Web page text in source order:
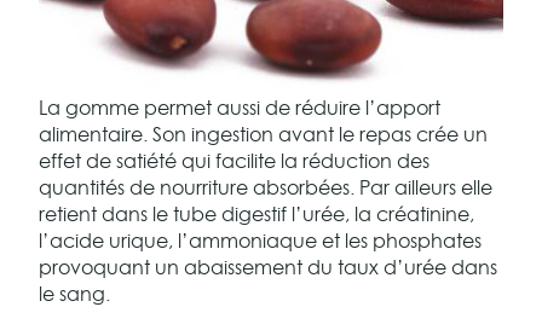
La gomme permet aussi de réduire l’apport
alimentaire. Son ingestion avant le repas crée un
effet de satiété qui facilite la réduction des
quantités de nourriture absorbées. Par ailleurs elle
retient dans le tube digestif l’urée, la créatinine,
l’acide urique, l’ammoniaque et les phosphates
provoquant un abaissement du taux d’urée dans
le sang.